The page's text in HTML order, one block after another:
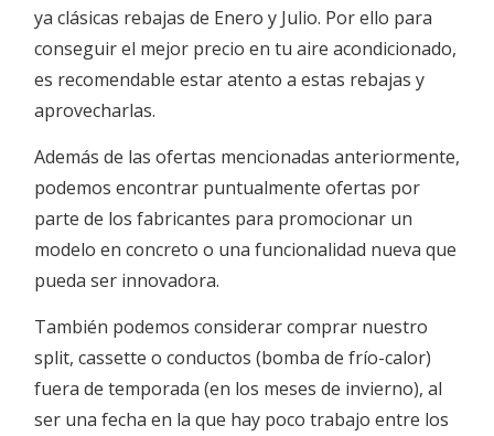
ya clásicas rebajas de Enero y Julio. Por ello para
conseguir el mejor precio en tu aire acondicionado,
es recomendable estar atento a estas rebajas y
aprovecharlas.
Además de las ofertas mencionadas anteriormente,
podemos encontrar puntualmente ofertas por
parte de los fabricantes para promocionar un
modelo en concreto o una funcionalidad nueva que
pueda ser innovadora.
También podemos considerar comprar nuestro
split, cassette o conductos (bomba de frío-calor)
fuera de temporada (en los meses de invierno), al
ser una fecha en la que hay poco trabajo entre los